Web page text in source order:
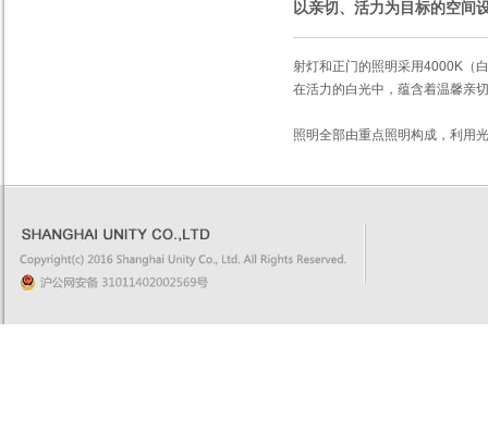
以亲切、活力为目标的空间
射灯和正门的照明采用4000K（
在活力的白光中，蕴含着温馨亲
照明全部由重点照明构成，利用